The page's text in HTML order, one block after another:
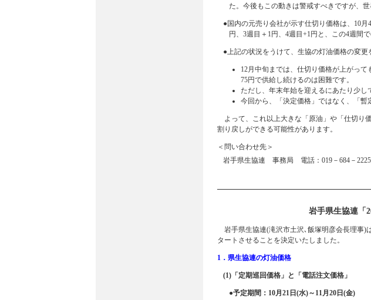
た。今後もこの動きは警戒すべきですが、
●国内の元売り会社が示す仕切り価格は、10
円、3週目＋1円、4週目+1円と、この4週間
●上記の状況をうけて、生協の灯油価格の変更
12月中旬までは、仕切り価格が上がっ
75円で供給し続けるのは困難です。
ただし、年末年始を迎えるにあたり少し
今回から、「決定価格」ではなく、「暫
よって、これ以上大きな「原油」や「仕切り
割り戻しができる可能性があります。
＜問い合わせ先＞
岩手県生協連 事務局 電話：019－684－2225
岩手県生協連「
岩手県生協連(滝沢市土沢､飯塚明彦会長理事)
タートさせることを決定いたしました。
1．県生協連の灯油価格
(1)「定期巡回価格」と「電話注文価格」
●予定期間：10月21日(水)～11月20日(金)